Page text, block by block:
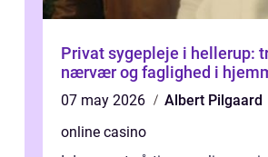
Privat sygepleje i hellerup:
nærvær og faglighed i
07 may 2026
Albert Pilgaard
online casino